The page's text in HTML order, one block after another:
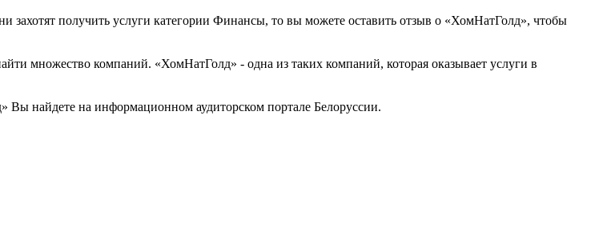
захотят получить услуги категории Финансы, то вы можете оставить отзыв о «ХомНатГолд», чтобы
множество компаний. «ХомНатГолд» - одна из таких компаний, которая оказывает услуги в
найдете на информационном аудиторском портале Белоруссии.